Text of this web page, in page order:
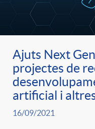
r
a
S
p
e
r
e
n
i
i
c
a
Ajuts Next
projectes de
artificial i
16/09/2021